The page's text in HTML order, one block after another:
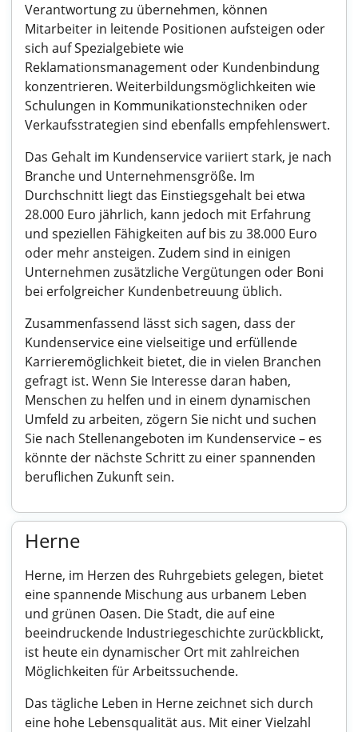
Verantwortung zu übernehmen, können
Mitarbeiter in leitende Positionen aufsteigen oder
sich auf Spezialgebiete wie
Reklamationsmanagement oder Kundenbindung
konzentrieren. Weiterbildungsmöglichkeiten wie
Schulungen in Kommunikationstechniken oder
Verkaufsstrategien sind ebenfalls empfehlenswert.
Das Gehalt im Kundenservice variiert stark, je nach
Branche und Unternehmensgröße. Im
Durchschnitt liegt das Einstiegsgehalt bei etwa
28.000 Euro jährlich, kann jedoch mit Erfahrung
und speziellen Fähigkeiten auf bis zu 38.000 Euro
oder mehr ansteigen. Zudem sind in einigen
Unternehmen zusätzliche Vergütungen oder Boni
bei erfolgreicher Kundenbetreuung üblich.
Zusammenfassend lässt sich sagen, dass der
Kundenservice eine vielseitige und erfüllende
Karrieremöglichkeit bietet, die in vielen Branchen
gefragt ist. Wenn Sie Interesse daran haben,
Menschen zu helfen und in einem dynamischen
Umfeld zu arbeiten, zögern Sie nicht und suchen
Sie nach Stellenangeboten im Kundenservice – es
könnte der nächste Schritt zu einer spannenden
beruflichen Zukunft sein.
Herne
Herne, im Herzen des Ruhrgebiets gelegen, bietet
eine spannende Mischung aus urbanem Leben
und grünen Oasen. Die Stadt, die auf eine
beeindruckende Industriegeschichte zurückblickt,
ist heute ein dynamischer Ort mit zahlreichen
Möglichkeiten für Arbeitssuchende.
Das tägliche Leben in Herne zeichnet sich durch
eine hohe Lebensqualität aus. Mit einer Vielzahl